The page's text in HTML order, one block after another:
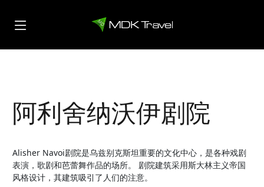
阿利舍纳沃伊剧院
Alisher Navoi剧院是乌兹别克斯坦重要的文化中心，是各种戏剧
表演，歌剧和芭蕾舞作品的场所。 剧院建筑采用斯大林主义帝国
风格设计，其建筑吸引了人们的注意。